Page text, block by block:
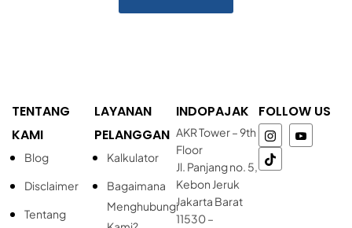
TENTANG
KAMI
Blog
Disclaimer
Tentang
LAYANAN
PELANGGAN
Kalkulator
Bagaimana
Menghubungi
INDOPAJAK
AKR Tower – 9th
Floor
Jl. Panjang no. 5,
Kebon Jeruk
Jakarta Barat
11530 –
FOLLOW US